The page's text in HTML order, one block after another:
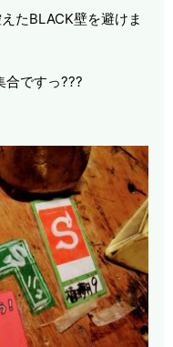
たBLACK壁を避けま
合ですっ???